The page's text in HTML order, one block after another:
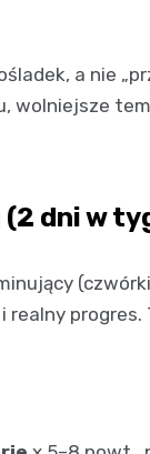
a nie
wolniejsze
dni w
realny